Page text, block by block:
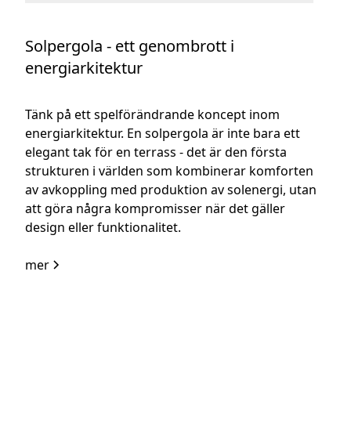
Solpergola - ett genombrott i
energiarkitektur
Tänk på ett spelförändrande koncept inom
energiarkitektur. En solpergola är inte bara ett
elegant tak för en terrass - det är den första
strukturen i världen som kombinerar komforten
av avkoppling med produktion av solenergi, utan
att göra några kompromisser när det gäller
design eller funktionalitet.
mer